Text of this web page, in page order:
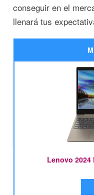
conseguir en el
llenará tus
Lenovo